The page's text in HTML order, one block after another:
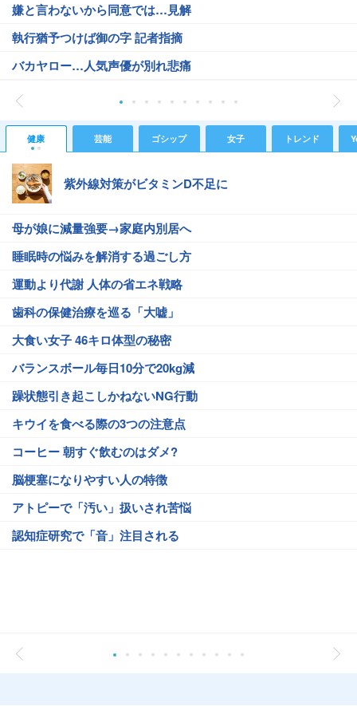
嫌と言わないから同意では…見解
執行猶予つけば御の字 記者指摘
バカヤロー…人気声優が別れ悲痛
健康 芸能 ゴシップ 女子 トレンド
紫外線対策がビタミンD不足に
母が娘に減量強要→家庭内別居へ
睡眠時の悩みを解消する過ごし方
運動より代謝 人体の省エネ戦略
歯科の保健治療を巡る「大嘘」
大食い女子 46キロ体型の秘密
バランスボール毎日10分で20kg減
躁状態引き起こしかねないNG行動
キウイを食べる際の3つの注意点
コーヒー 朝すぐ飲むのはダメ?
脳梗塞になりやすい人の特徴
アトピーで「汚い」扱いされ苦悩
認知症研究で「音」注目される